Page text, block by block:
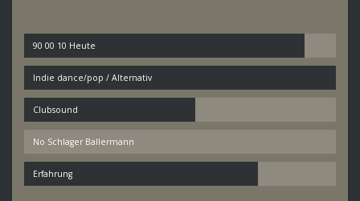
90 00 10 Heute
Indie dance/pop / Alternativ
Clubsound
No Schlager Ballermann
Erfahrung